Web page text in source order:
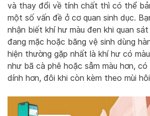
và thay đổi về tính chất thì có thể
một số vấn đề ở cơ quan sinh dục.
nhận biết khí hư màu đen khi quan
đang mặc hoặc băng vệ sinh dùng
hiện thường gặp nhất là khí hư có
như bã cà phê hoặc sẫm màu hơn,
dính hơn, đôi khi còn kèm theo mùi